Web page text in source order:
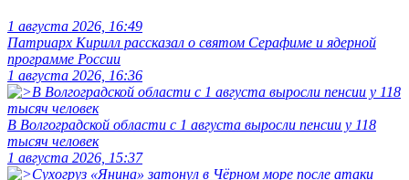
1 августа 2026, 16:49
Патриарх Кирилл рассказал о святом Серафиме и ядерной
программе России
1 августа 2026, 16:36
В Волгоградской области с 1 августа выросли пенсии у 118
тысяч человек
1 августа 2026, 15:37